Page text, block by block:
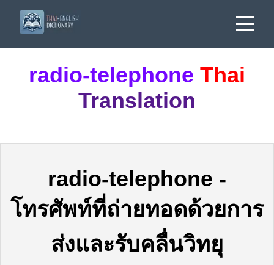
radio-telephone Thai
Translation
radio-telephone -
โทรศัพท์ที่ถ่ายทอดด้วยการ
ส่งและรับคลื่นวิทยุ